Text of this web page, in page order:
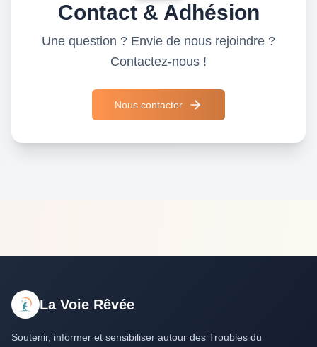
Contact & Adhésion
Une question ? Envie de nous rejoindre ?
Contactez-nous !
Nous contacter
La Voie Rêvée
Soutenir, informer et sensibiliser autour des Troubles du